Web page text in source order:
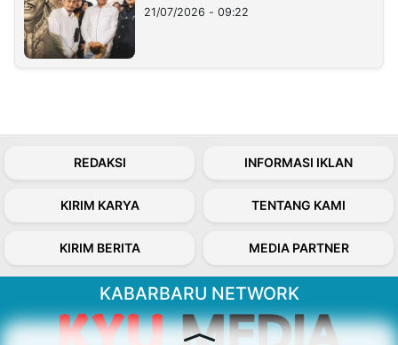
21/07/2026 - 09:22
REDAKSI INFORMASI IKLAN
KIRIM KARYA TENTANG KAMI
KIRIM BERITA MEDIA PARTNER
KABARBARU NETWORK